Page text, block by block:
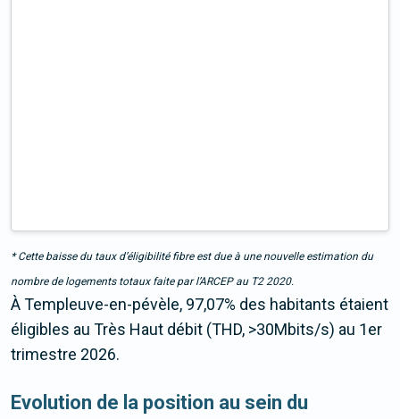
* Cette baisse du taux d’éligibilité fibre est due à une nouvelle estimation du
nombre de logements totaux faite par l’ARCEP au T2 2020.
À Templeuve-en-pévèle, 97,07% des habitants étaient
éligibles au Très Haut débit (THD, >30Mbits/s) au 1er
trimestre 2026.
Evolution de la position au sein du